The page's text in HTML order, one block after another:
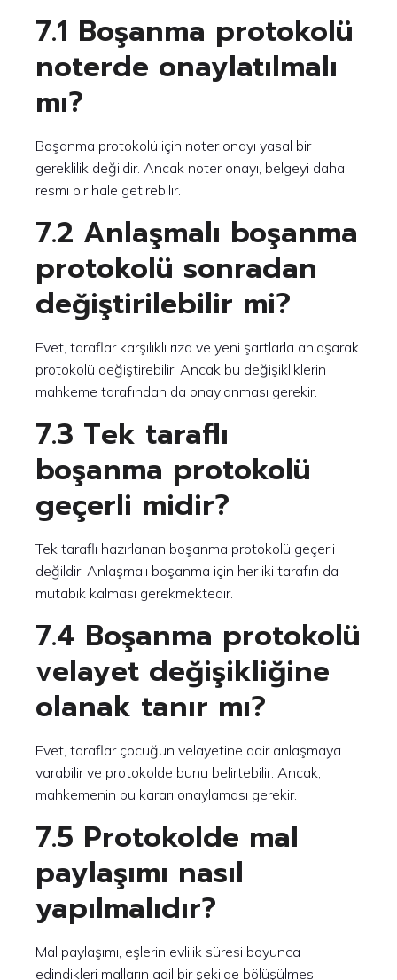
7.1 Boşanma protokolü
noterde onaylatılmalı
mı?
Boşanma protokolü için noter onayı yasal bir
gereklilik değildir. Ancak noter onayı, belgeyi daha
resmi bir hale getirebilir.
7.2 Anlaşmalı boşanma
protokolü sonradan
değiştirilebilir mi?
Evet, taraflar karşılıklı rıza ve yeni şartlarla anlaşarak
protokolü değiştirebilir. Ancak bu değişikliklerin
mahkeme tarafından da onaylanması gerekir.
7.3 Tek taraflı
boşanma protokolü
geçerli midir?
Tek taraflı hazırlanan boşanma protokolü geçerli
değildir. Anlaşmalı boşanma için her iki tarafın da
mutabık kalması gerekmektedir.
7.4 Boşanma protokolü
velayet değişikliğine
olanak tanır mı?
Evet, taraflar çocuğun velayetine dair anlaşmaya
varabilir ve protokolde bunu belirtebilir. Ancak,
mahkemenin bu kararı onaylaması gerekir.
7.5 Protokolde mal
paylaşımı nasıl
yapılmalıdır?
Mal paylaşımı, eşlerin evlilik süresi boyunca
edindikleri malların adil bir şekilde bölüşülmesi